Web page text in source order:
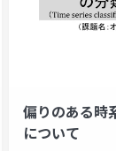
データ解析学
偏りのある時
について